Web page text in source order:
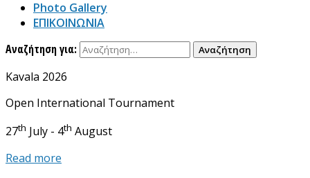
Photo Gallery
ΕΠΙΚΟΙΝΩΝΙΑ
Αναζήτηση για:
Kavala 2026
Open International Tournament
27th July - 4th August
Read more